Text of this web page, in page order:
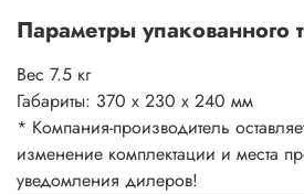
Параметры упакованного
Вес 7.5 кг
Габариты: 370 x 230 x 240 мм
* Компания-производитель
изменение комплектации и места
уведомления дилеров!